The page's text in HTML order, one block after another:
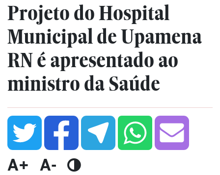
Projeto do Hospital
Municipal de Upamena
RN é apresentado ao
ministro da Saúde
A+ A-